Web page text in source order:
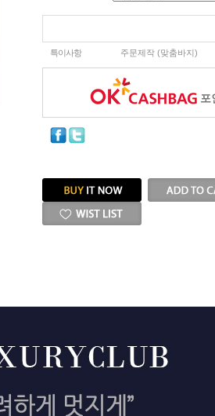
특이사항 주문제작 (맞춤바지)
포